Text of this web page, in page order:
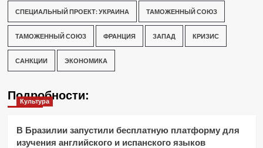
СПЕЦИАЛЬНЫЙ ПРОЕКТ: УКРАИНА ТАМОЖЕННЫЙ СОЮЗ
ТАМОЖЕННЫЙ СОЮЗ ФРАНЦИЯ ЗАПАД КРИЗИС
САНКЦИИ ЭКОНОМИКА
Подробности:
Культура
В Бразилии запустили бесплатную платформу для
изучения английского и испанского языков